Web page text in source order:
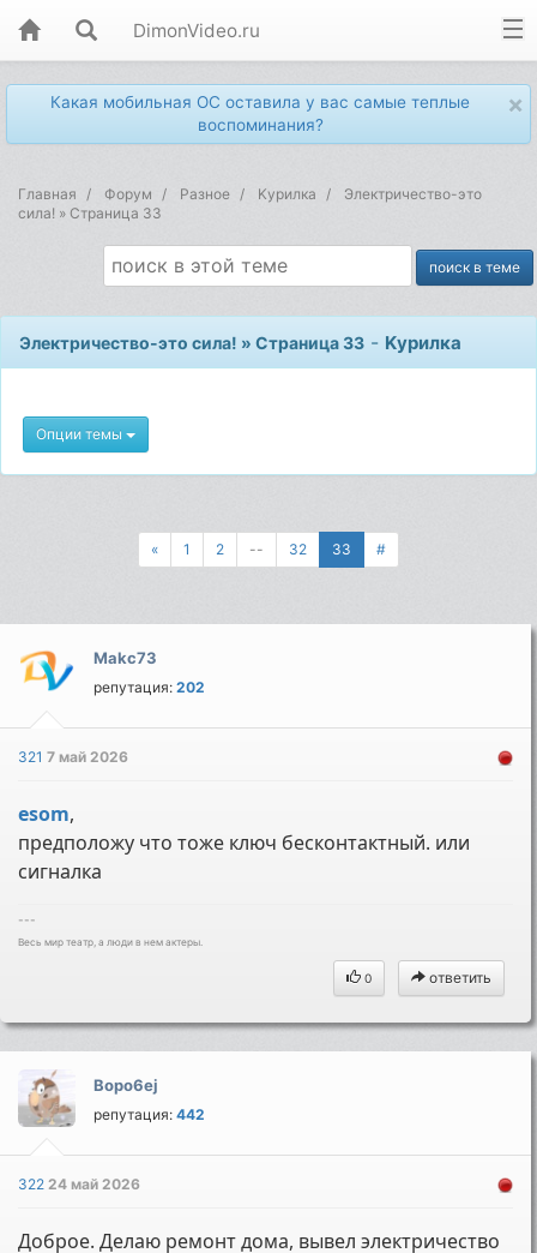
DimonVideo.ru
×
Какая мобильная ОС оставила у вас самые теплые
воспоминания?
Главная Форум Разное Kурилка
Электричество-это
сила! » Страница 33
Электричество-это сила! » Страница 33 - Kурилка
Опции темы
« 1 2 -- 32 33 #
Makc73
репутация:202
3217 май 2026
esom,
предположу что тоже ключ бесконтактный. или
сигналка
---
Весь мир театр, а люди в нем актеры.
0 ответить
Bopo6ej
репутация:442
32224 май 2026
Доброе. Делаю ремонт дома, вывел электричество